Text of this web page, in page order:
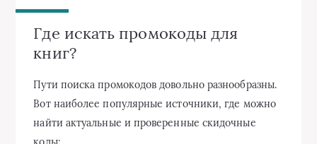
Где искать промокоды для
книг?
Пути поиска промокодов довольно разнообразны.
Вот наиболее популярные источники, где можно
найти актуальные и проверенные скидочные